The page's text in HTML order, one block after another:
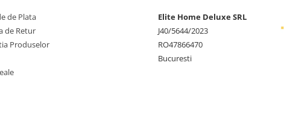
de Plata
de Retur
Produselor
Elite Home Deluxe SRL
J40/5644/2023
RO47866470
Bucuresti